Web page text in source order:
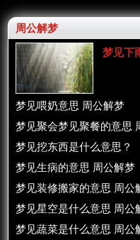
周公解梦
梦见下
梦见喂奶意思 周公解梦
梦见聚会梦见聚餐的意思
梦见挖东西是什么意思？
梦见生病的意思 周公解梦
梦见装修搬家的意思 周公
梦见星空是什么意思 周公
梦见蔬菜是什么意思 周公